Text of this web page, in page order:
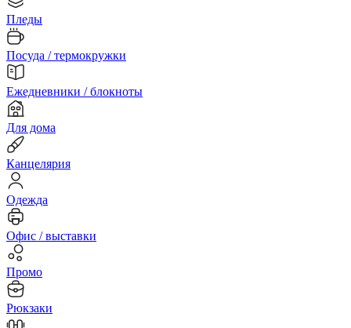
Пледы
Посуда / термокружки
Ежедневники / блокноты
Для дома
Канцелярия
Одежда
Офис / выставки
Промо
Рюкзаки